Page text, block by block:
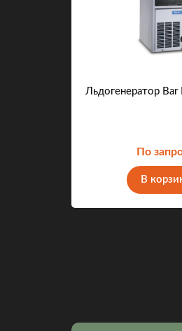
Льдогенератор
По
В